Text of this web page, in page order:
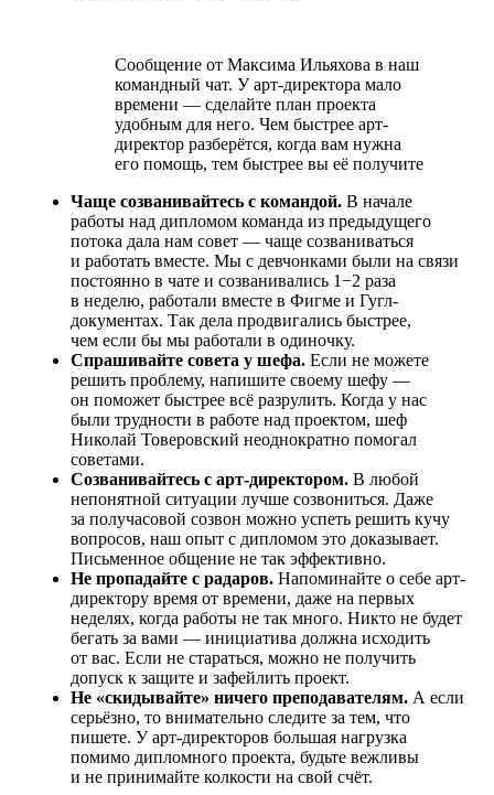
Сообщение от Максима Ильяхова в наш
командный чат. У арт-директора мало
времени — сделайте план проекта
удобным для него. Чем быстрее арт-
директор разберётся, когда вам нужна
его помощь, тем быстрее вы её получите
Чаще созванивайтесь с командой. В начале
работы над дипломом команда из предыдущего
потока дала нам совет — чаще созваниваться
и работать вместе. Мы с девчонками были на связи
постоянно в чате и созванивались 1−2 раза
в неделю, работали вместе в Фигме и Гугл-
документах. Так дела продвигались быстрее,
чем если бы мы работали в одиночку.
Спрашивайте совета у шефа. Если не можете
решить проблему, напишите своему шефу —
он поможет быстрее всё разрулить. Когда у нас
были трудности в работе над проектом, шеф
Николай Товеровский неоднократно помогал
советами.
Созванивайтесь с арт-директором. В любой
непонятной ситуации лучше созвониться. Даже
за получасовой созвон можно успеть решить кучу
вопросов, наш опыт с дипломом это доказывает.
Письменное общение не так эффективно.
Не пропадайте с радаров. Напоминайте о себе арт-
директору время от времени, даже на первых
неделях, когда работы не так много. Никто не будет
бегать за вами — инициатива должна исходить
от вас. Если не стараться, можно не получить
допуск к защите и зафейлить проект.
Не «скидывайте» ничего преподавателям. А если
серьёзно, то внимательно следите за тем, что
пишете. У арт-директоров большая нагрузка
помимо дипломного проекта, будьте вежливы
и не принимайте колкости на свой счёт.